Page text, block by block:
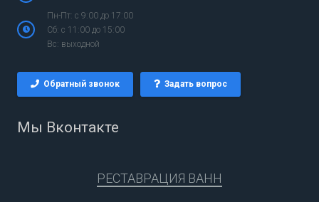
Пн-Пт: с 9:00 до 17:00
Сб: с 11:00 до 15:00
Вс: выходной
Обратный звонок Задать вопрос
Мы Вконтакте
РЕСТАВРАЦИЯ ВАНН